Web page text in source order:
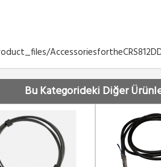
Bu Kategorideki Diğer